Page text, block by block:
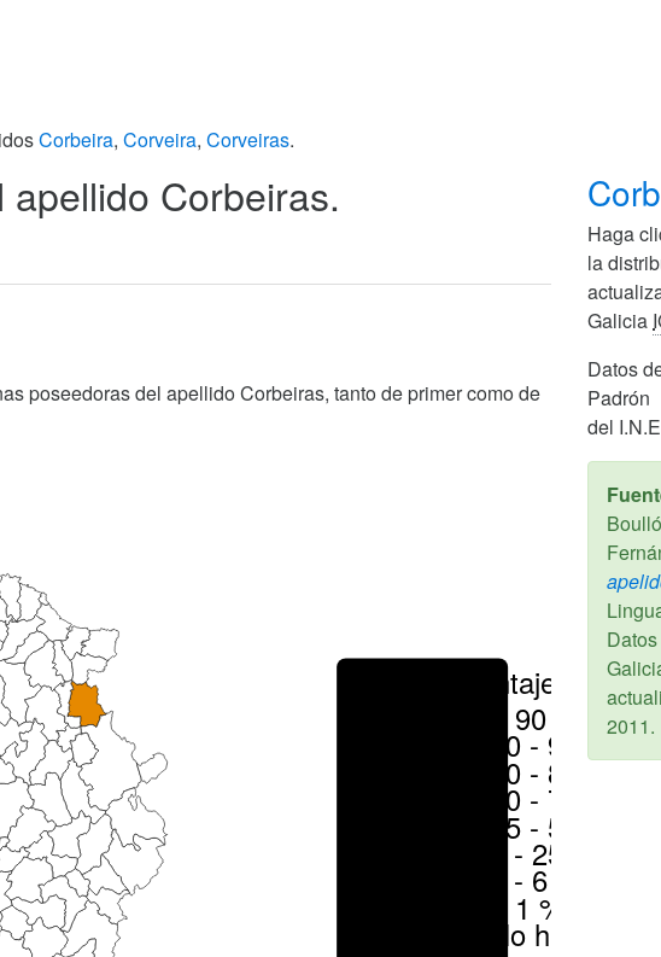
Corbeira, Corveira, Corveiras.
Corbeiras.
poseedoras del apellido Corbeiras, tanto de primer como de
Porcentajes
> 90 %
80 - 90 %
70 - 80 %
50 - 70 %
25 - 50 %
6 - 25 %
1 - 6 %
< 1 %
No hay
Haga
la
Galicia
Datos
Padrón
del
2011.